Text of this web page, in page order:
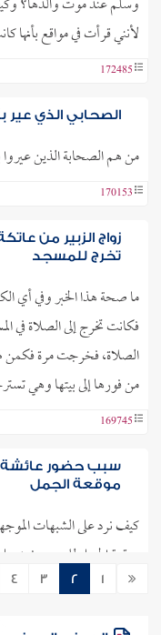
لأنني قرأت في مواقع
172485
الصحابي الذي عير
من هم الصحابة الذين
170153
زواج الزبير من
تخرج للمسجد
ما صحة هذا الخبر وفي أي
فكانت تخرج إلى الصلاة في
الصلاة، فخرجت مرة فكمن
من فورها إلى بيتها وهي
169745
سبب حضور عائشة
موقعة الجمل
كيف نرد على الشبهات
موقعة الجمل للحرب ضد
1
2
3
4